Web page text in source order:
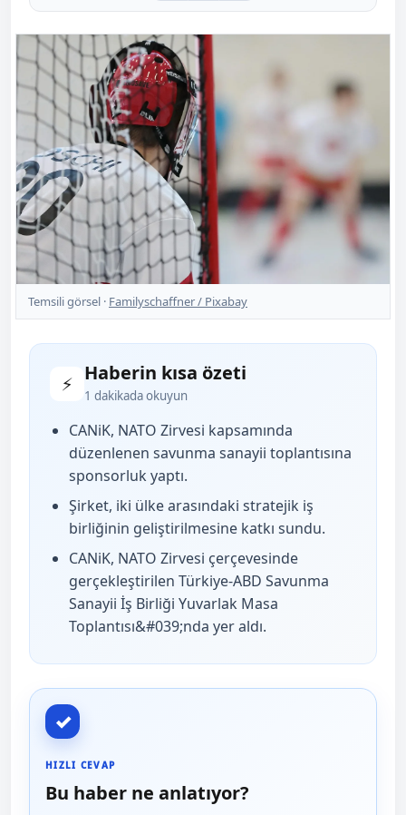
Temsili görsel · Familyschaffner / Pixabay
⚡ Haberin kısa özeti
1 dakikada okuyun
CANiK, NATO Zirvesi kapsamında
düzenlenen savunma sanayii toplantısına
sponsorluk yaptı.
Şirket, iki ülke arasındaki stratejik iş
birliğinin geliştirilmesine katkı sundu.
CANiK, NATO Zirvesi çerçevesinde
gerçekleştirilen Türkiye-ABD Savunma
Sanayii İş Birliği Yuvarlak Masa
Toplantısı&#039;nda yer aldı.
✓
HIZLI CEVAP
Bu haber ne anlatıyor?